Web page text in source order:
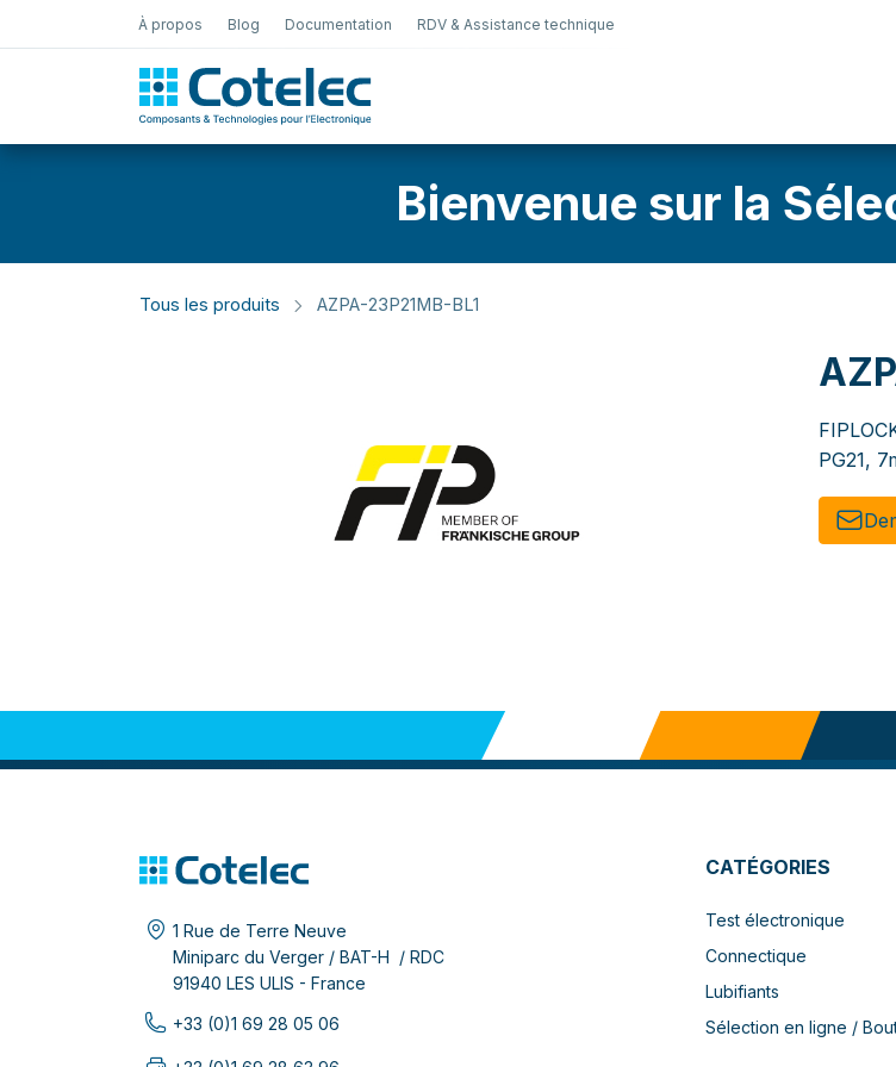
À propos Blog Documentation RDV & Assistance technique
Bienvenue sur la
Tous les produits AZPA-23P21MB-BL1
PG21,
1 Rue de Terre Neuve
Miniparc du Verger / BAT-H / RDC
91940 LES ULIS - France
+33 (0)1 69 28 05 06
CATÉGORIES
Test électronique
Connectique
Lubifiants
Sélection en ligne /